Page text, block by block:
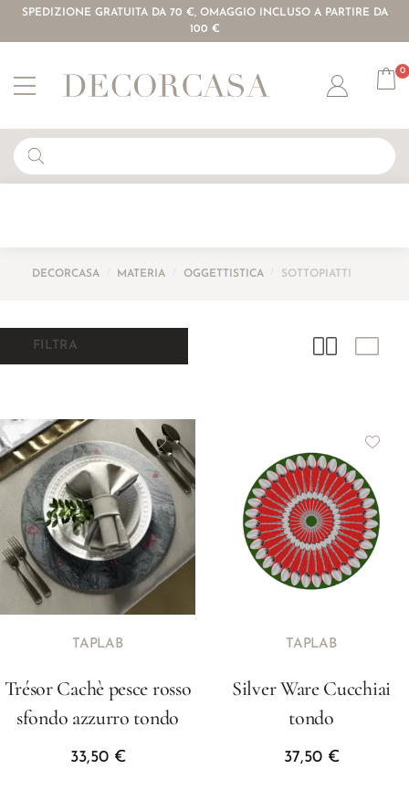
SPEDIZIONE GRATUITA DA 70 €, OMAGGIO INCLUSO A PARTIRE DA
100 €
Account
0
DECORCASA MATERIA OGGETTISTICA SOTTOPIATTI
FILTRA
TAPLAB
Trésor Cachè pesce rosso
sfondo azzurro tondo
33,50 €
TAPLAB
Silver Ware Cucchiai
tondo
37,50 €